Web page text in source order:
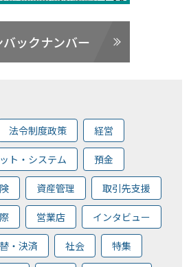
ックナンバー
法令制度政策 経営
ト・システム 預金
資産管理 取引先支援
営業店 インタビュー
・決済 社会 特集